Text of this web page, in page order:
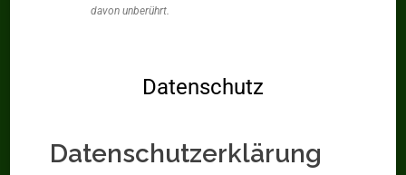
davon unberührt.
Datenschutz
Datenschutz­erklärung